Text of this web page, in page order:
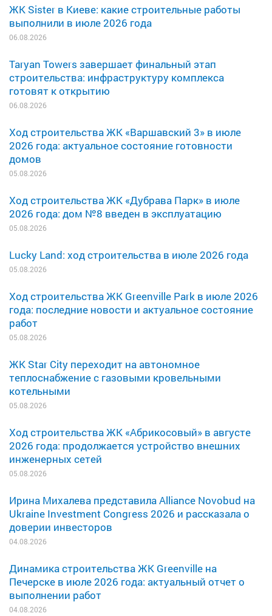
ЖК Sister в Киеве: какие строительные работы
выполнили в июле 2026 года
06.08.2026
Taryan Towers завершает финальный этап
строительства: инфраструктуру комплекса
готовят к открытию
06.08.2026
Ход строительства ЖК «Варшавский 3» в июле
2026 года: актуальное состояние готовности
домов
05.08.2026
Ход строительства ЖК «Дубрава Парк» в июле
2026 года: дом №8 введен в эксплуатацию
05.08.2026
Lucky Land: ход строительства в июле 2026 года
05.08.2026
Ход строительства ЖК Greenville Park в июле 2026
года: последние новости и актуальное состояние
работ
05.08.2026
ЖК Star City переходит на автономное
теплоснабжение с газовыми кровельными
котельными
05.08.2026
Ход строительства ЖК «Абрикосовый» в августе
2026 года: продолжается устройство внешних
инженерных сетей
05.08.2026
Ирина Михалева представила Alliance Novobud на
Ukraine Investment Congress 2026 и рассказала о
доверии инвесторов
04.08.2026
Динамика строительства ЖК Greenville на
Печерске в июле 2026 года: актуальный отчет о
выполнении работ
04.08.2026